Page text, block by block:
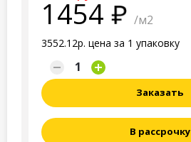
1454 /м2
3552.12р. цена за 1 упаковку
Заказать
В рассрочку